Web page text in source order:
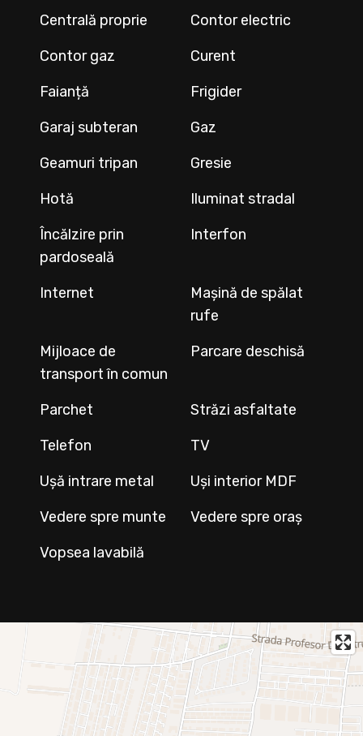
Centrală proprie
Contor electric
Contor gaz
Curent
Faianță
Frigider
Garaj subteran
Gaz
Geamuri tripan
Gresie
Hotă
Iluminat stradal
Încălzire prin
pardoseală
Interfon
Internet
Mașină de spălat
rufe
Mijloace de
transport în comun
Parcare deschisă
Parchet
Străzi asfaltate
Telefon
TV
Ușă intrare metal
Uși interior MDF
Vedere spre munte
Vedere spre oraș
Vopsea lavabilă